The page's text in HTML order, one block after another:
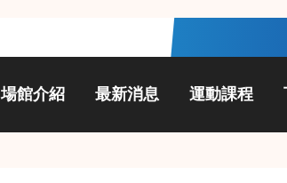
場館介紹 最新消息 運動課程